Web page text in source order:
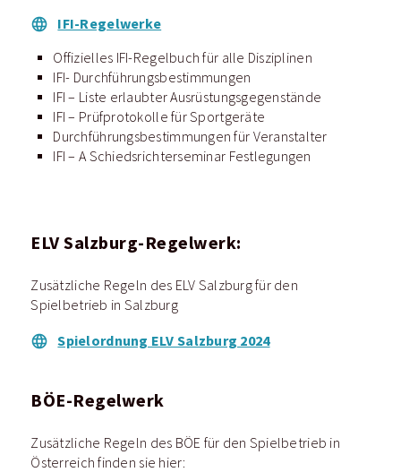
IFI-Regelwerke
Offizielles IFI-Regelbuch für alle Disziplinen
IFI- Durchführungsbestimmungen
IFI – Liste erlaubter Ausrüstungsgegenstände
IFI – Prüfprotokolle für Sportgeräte
Durchführungsbestimmungen für Veranstalter
IFI – A Schiedsrichterseminar Festlegungen
ELV Salzburg-Regelwerk:
Zusätzliche Regeln des ELV Salzburg für den
Spielbetrieb in Salzburg
Spielordnung ELV Salzburg 2024
BÖE-Regelwerk
Zusätzliche Regeln des BÖE für den Spielbetrieb in
Österreich finden sie hier: